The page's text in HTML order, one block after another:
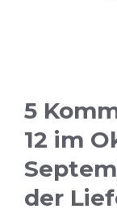
5
12 im
der